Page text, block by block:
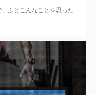
ふとこんなことを思った